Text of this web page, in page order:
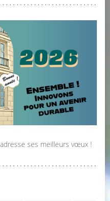
ses meilleurs vœux !